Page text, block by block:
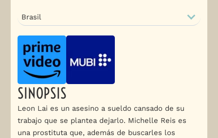
SINOPSIS
Leon Lai es un asesino a sueldo cansado de su
trabajo que se plantea dejarlo. Michelle Reis es
una prostituta que, además de buscarles los
Brasil